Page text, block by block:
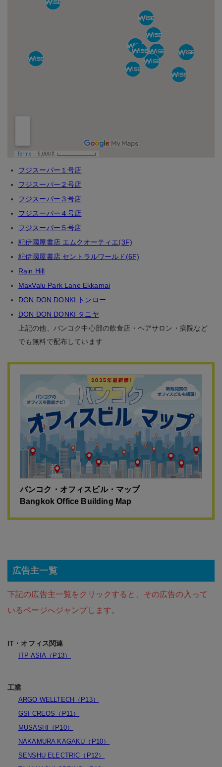
フジスーパー１号店
フジスーパー２号店
フジスーパー３号店
フジスーパー４号店
フジスーパー５号店
紀伊國屋書店 エムクオーティエ(3F)
紀伊國屋書店 セントラルワールド(6F)
Rain Hill
MaxValu Park Lane Ekkamai
DON DON DONKI トンロー
DON DON DONKI タニヤ
上記の他、バンコク中心部の飲食店・ヘアサロン・病院など
でも無料で配布しています
バンコク・オフィスビル・マップ
Bangkok Office Building Map
広告主一覧
下記の広告主一覧をクリックすると、その広告の入って
いるページへジャンプします。
IT・オフィス関連
ITP ASIA（P13）
工業
ARGO WELLTECH（P13）
GSI CREOS（P11）
MUSASHI（P10）
NAKAMURA KAGAKU（P10）
SENSHU ELECTRIC（P12）